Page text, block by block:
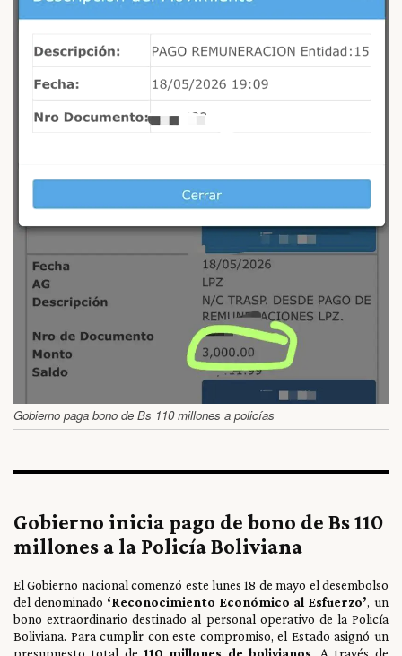
Gobierno paga bono de Bs 110 millones a policías
Gobierno inicia pago de bono de Bs 110
millones a la Policía Boliviana
El Gobierno nacional comenzó este lunes 18 de mayo el desembolso
del denominado ‘Reconocimiento Económico al Esfuerzo’, un
bono extraordinario destinado al personal operativo de la Policía
Boliviana. Para cumplir con este compromiso, el Estado asignó un
presupuesto total de 110 millones de bolivianos. A través de